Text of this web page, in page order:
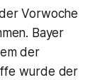
Vorwoche
Bayer
der
wurde der